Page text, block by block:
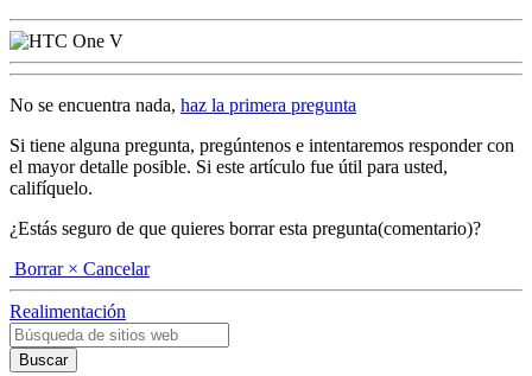
No se encuentra nada, haz la primera pregunta
Si tiene alguna pregunta, pregúntenos e intentaremos responder con
el mayor detalle posible. Si este artículo fue útil para usted,
califíquelo.
¿Estás seguro de que quieres borrar esta pregunta(comentario)?
Borrar × Cancelar
Realimentación